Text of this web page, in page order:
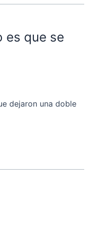
es que se
dejaron una doble